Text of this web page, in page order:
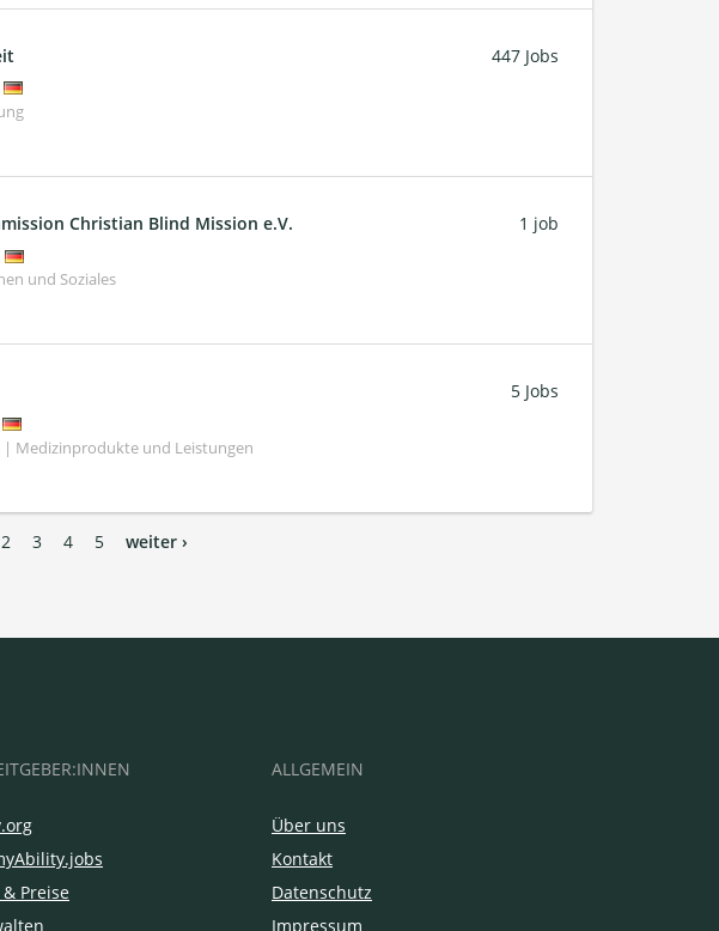
447 Jobs
Christian Blind Mission e.V.
und Soziales
1 job
| Medizinprodukte und Leistungen
5 Jobs
2 3 4 5 weiter ›
Preise
ALLGEMEIN
Über uns
Kontakt
Datenschutz
Impressum